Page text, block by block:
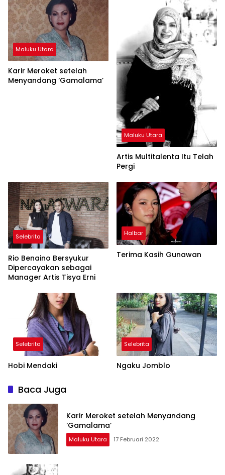
Maluku Utara
Karir Meroket setelah
Menyandang ‘Gamalama’
Maluku Utara
Artis Multitalenta Itu Telah
Pergi
Selebrita
Rio Benaino Bersyukur
Dipercayakan sebagai
Manager Artis Tisya Erni
Halbar
Terima Kasih Gunawan
Selebrita
Hobi Mendaki
Selebrita
Ngaku Jomblo
Baca Juga
Karir Meroket setelah Menyandang
‘Gamalama’
Maluku Utara 17 Februari 2022